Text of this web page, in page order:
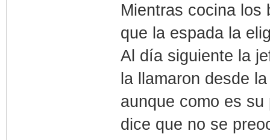
Mientras cocina los
que la espada la
Al día siguiente la
la llamaron desde
aunque como es
dice que no se